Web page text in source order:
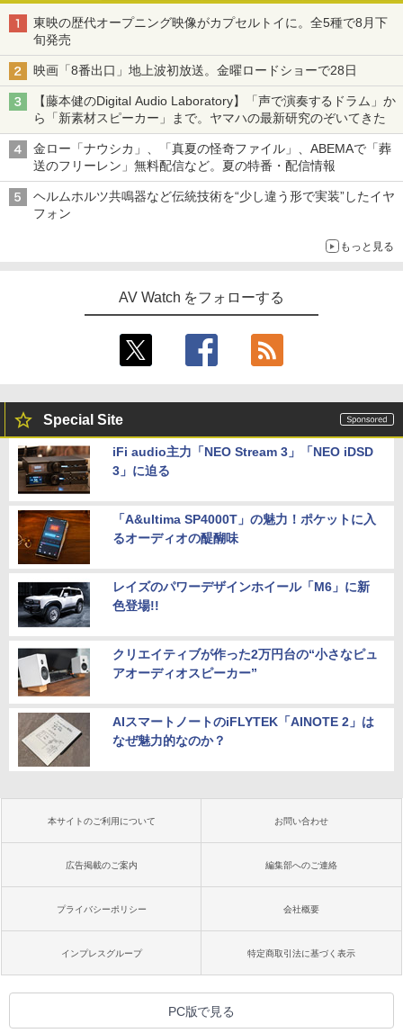
東映の歴代オープニング映像がカプセルトイに。全5種で8月下
旬発売
映画「8番出口」地上波初放送。金曜ロードショーで28日
【藤本健のDigital Audio Laboratory】「声で演奏するドラム」か
ら「新素材スピーカー」まで。ヤマハの最新研究のぞいてきた
金ロー「ナウシカ」、「真夏の怪奇ファイル」、ABEMAで「葬
送のフリーレン」無料配信など。夏の特番・配信情報
ヘルムホルツ共鳴器など伝統技術を“少し違う形で実装”したイヤ
フォン
もっと見る
AV Watch をフォローする
Special Site
iFi audio主力「NEO Stream 3」「NEO iDSD
3」に迫る
「A&ultima SP4000T」の魅力！ポケットに入
るオーディオの醍醐味
レイズのパワーデザインホイール「M6」に新
色登場!!
クリエイティブが作った2万円台の“小さなピュ
アオーディオスピーカー”
AIスマートノートのiFLYTEK「AINOTE 2」は
なぜ魅力的なのか？
本サイトのご利用について お問い合わせ
広告掲載のご案内 編集部へのご連絡
プライバシーポリシー 会社概要
インプレスグループ 特定商取引法に基づく表示
PC版で見る